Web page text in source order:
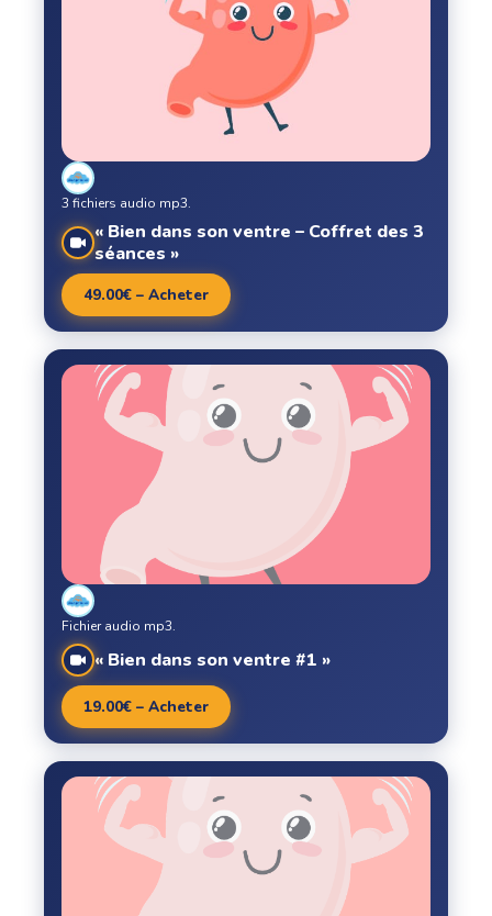
« Bien dans son ventre – Coffret des 3
séances »
3 fichiers audio mp3.
49.00€ – Acheter
« Bien dans son ventre #1 »
Fichier audio mp3.
19.00€ – Acheter